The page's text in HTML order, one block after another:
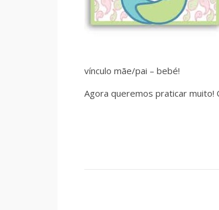
vínculo mãe/pai – bebé!
Agora queremos praticar muito!